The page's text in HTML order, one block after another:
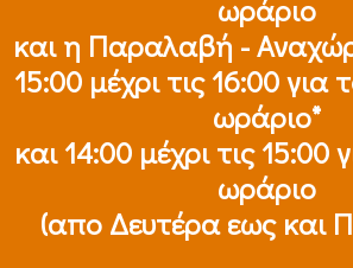
ωράριο
και η Παραλαβή -
15:00 μέχρι τις 16:00 για
ωράριο*
και 14:00 μέχρι τις 15:00
ωράριο
(απο Δευτέρα εως και